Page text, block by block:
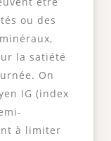
ou des
la satiété
On
IG (index
à limiter